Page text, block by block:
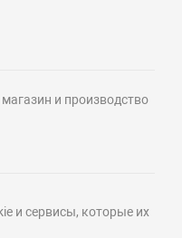
и производство
и сервисы, которые их